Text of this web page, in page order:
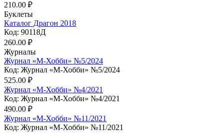
210.00 ₽
Буклеты
Каталог Драгон 2018
Код: 90118Д
260.00 ₽
Журналы
Журнал «М-Хобби» №5/2024
Код: Журнал «М-Хобби» №5/2024
525.00 ₽
Журнал «М-Хобби» №4/2021
Код: Журнал «М-Хобби» №4/2021
490.00 ₽
Журнал «М-Хобби» №11/2021
Код: Журнал «М-Хобби» №11/2021